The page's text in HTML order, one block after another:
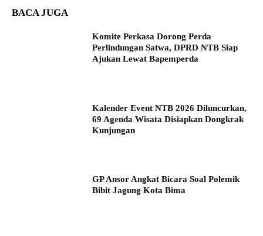
BACA JUGA
Komite Perkasa Dorong Perda
Perlindungan Satwa, DPRD NTB Siap
Ajukan Lewat Bapemperda
Kalender Event NTB 2026 Diluncurkan,
69 Agenda Wisata Disiapkan Dongkrak
Kunjungan
GP Ansor Angkat Bicara Soal Polemik
Bibit Jagung Kota Bima